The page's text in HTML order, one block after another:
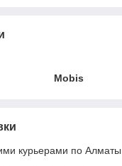
Mobis
курьерами по Алматы